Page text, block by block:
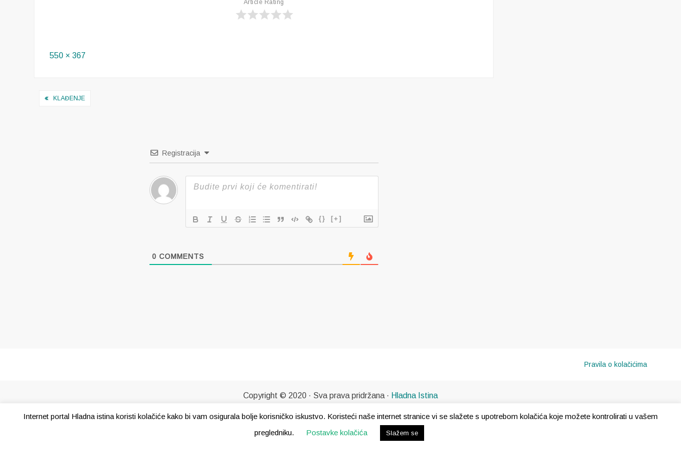
Article Rating
Full
550 × 367
Navigacija
KLAĐENJE
Registracija
{} [+]
0 COMMENTS
Pravila o kolačićima
Internet portal Hladna istina koristi kolačiće kako bi vam osigurala bolje korisničko iskustvo. Koristeći naše internet stranice vi se slažete s upotrebom kolačića koje možete kontrolirati u vašem
pregledniku.
Postavke kolačića Slažem se
Copyright © 2020 · Sva prava pridržana · Hladna Istina